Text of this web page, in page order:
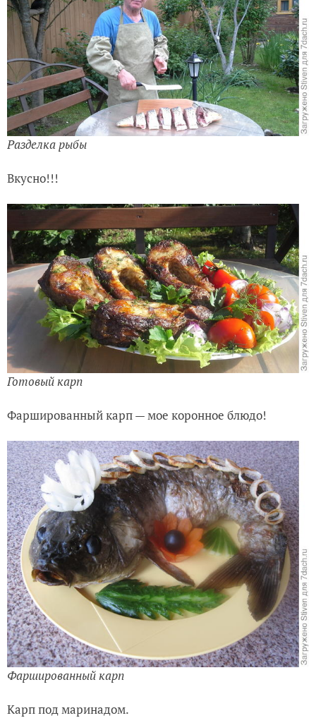
Разделка рыбы
Вкусно!!!
Готовый карп
Фаршированный карп — мое коронное блюдо!
Фаршированный карп
Карп под маринадом.